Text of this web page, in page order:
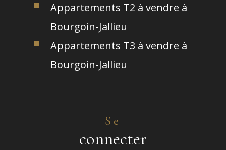
Appartements T2 à vendre à
Bourgoin-Jallieu
Appartements T3 à vendre à
Bourgoin-Jallieu
Se
connecter